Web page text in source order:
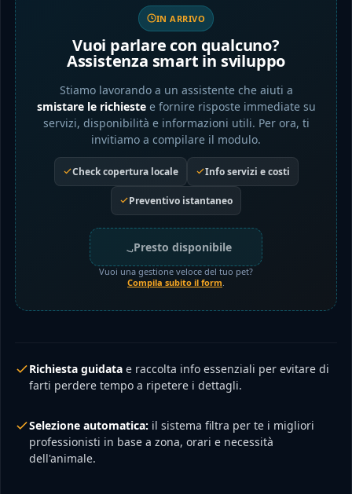
IN ARRIVO
Vuoi parlare con qualcuno?
Assistenza smart in sviluppo
Stiamo lavorando a un assistente che aiuti a
smistare le richiestee fornire risposte immediate su
servizi, disponibilità e informazioni utili. Per ora, ti
invitiamo a compilare il modulo.
Check copertura locale Info servizi e costi
Preventivo istantaneo
Presto disponibile
Vuoi una gestione veloce del tuo pet?
Compila subito il form
Richiesta guidata e raccolta info essenziali per evitare di
farti perdere tempo a ripetere i dettagli.
Selezione automatica: il sistema filtra per te i migliori
professionisti in base a zona, orari e necessità
dell'animale.